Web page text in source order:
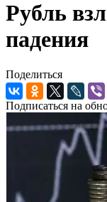
Рубль
падения
Поделиться
Подписаться на